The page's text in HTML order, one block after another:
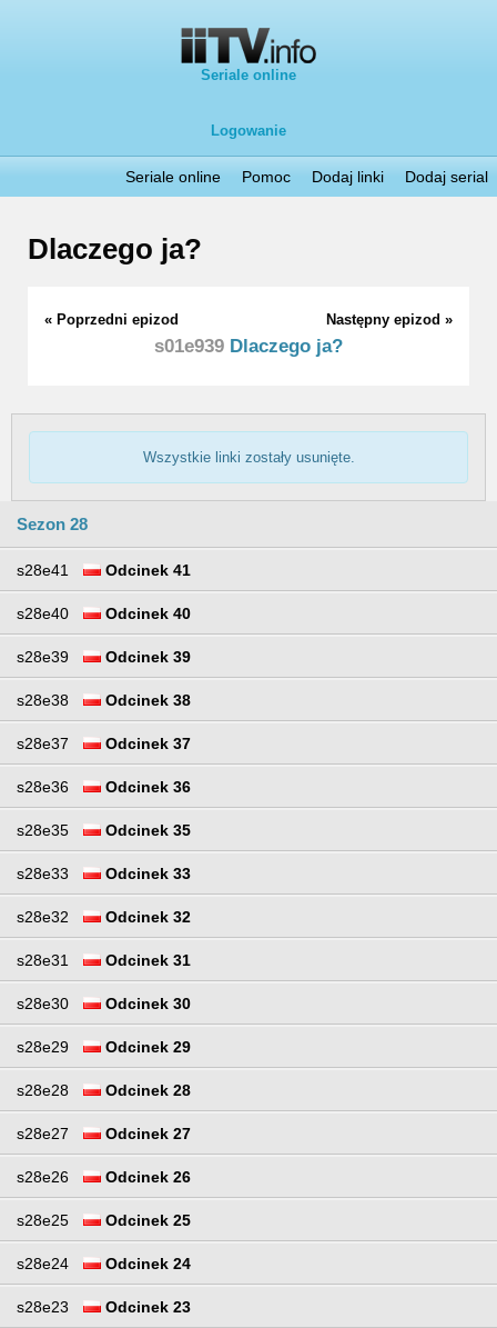
Seriale online
Logowanie
Seriale online Pomoc Dodaj linki Dodaj serial
Dlaczego ja?
« Poprzedni epizod Następny epizod »
s01e939 Dlaczego ja?
Wszystkie linki zostały usunięte.
Sezon 28
s28e41 Odcinek 41
s28e40 Odcinek 40
s28e39 Odcinek 39
s28e38 Odcinek 38
s28e37 Odcinek 37
s28e36 Odcinek 36
s28e35 Odcinek 35
s28e33 Odcinek 33
s28e32 Odcinek 32
s28e31 Odcinek 31
s28e30 Odcinek 30
s28e29 Odcinek 29
s28e28 Odcinek 28
s28e27 Odcinek 27
s28e26 Odcinek 26
s28e25 Odcinek 25
s28e24 Odcinek 24
s28e23 Odcinek 23